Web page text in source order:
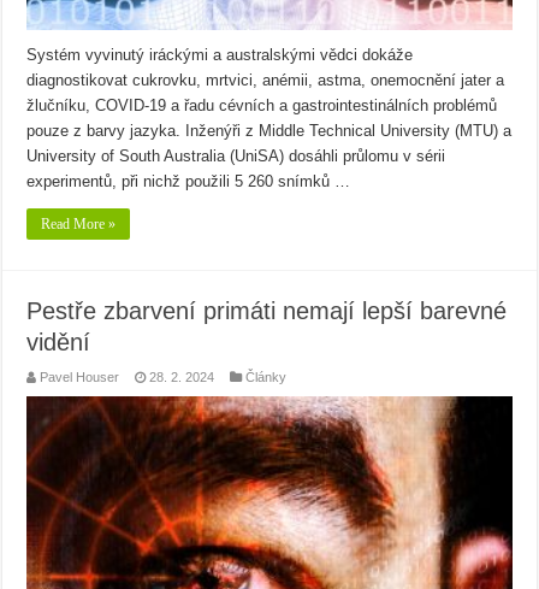
Systém vyvinutý iráckými a australskými vědci dokáže
diagnostikovat cukrovku, mrtvici, anémii, astma, onemocnění jater a
žlučníku, COVID-19 a řadu cévních a gastrointestinálních problémů
pouze z barvy jazyka. Inženýři z Middle Technical University (MTU) a
University of South Australia (UniSA) dosáhli průlomu v sérii
experimentů, při nichž použili 5 260 snímků …
Read More »
Pestře zbarvení primáti nemají lepší barevné
vidění
Pavel Houser 28. 2. 2024 Články